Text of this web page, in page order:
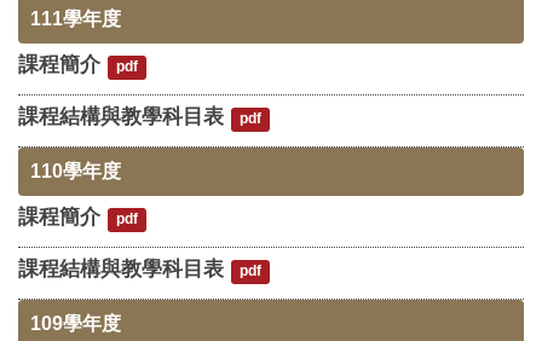
111學年度
課程簡介 pdf
課程結構與教學科目表 pdf
110學年度
課程簡介 pdf
課程結構與教學科目表 pdf
109學年度